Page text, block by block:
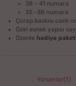
38 - 41 numara
35 -38 numara
Çorap baskısı canlı
Özel esnek yapısı
Özenle hediye
Yorumlar(1)